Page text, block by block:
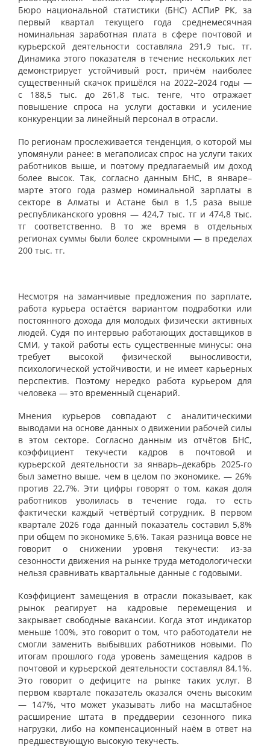
Бюро национальной статистики (БНС) АСПиР РК, за
первый квартал текущего года среднемесячная
номинальная заработная плата в сфере почтовой и
курьерской деятельности составляла 291,9 тыс. тг.
Динамика этого показателя в течение нескольких лет
демонстрирует устойчивый рост, причём наиболее
существенный скачок пришёлся на 2022–2024 годы —
с 188,5 тыс. до 261,8 тыс. тенге, что отражает
повышение спроса на услуги доставки и усиление
конкуренции за линейный персонал в отрасли.
По регионам прослеживается тенденция, о которой мы
упомянули ранее: в мегаполисах спрос на услуги таких
работников выше, и поэтому предлагаемый им доход
более высок. Так, согласно данным БНС, в январе–
марте этого года размер номинальной зарплаты в
секторе в Алматы и Астане был в 1,5 раза выше
республиканского уровня — 424,7 тыс. тг и 474,8 тыс.
тг соответственно. В то же время в отдельных
регионах суммы были более скромными — в пределах
200 тыс. тг.
Несмотря на заманчивые предложения по зарплате,
работа курьера остаётся вариантом подработки или
постоянного дохода для молодых физически активных
людей. Судя по интервью работающих доставщиков в
СМИ, у такой работы есть существенные минусы: она
требует высокой физической выносливости,
психологической устойчивости, и не имеет карьерных
перспектив. Поэтому нередко работа курьером для
человека — это временный сценарий.
Мнения курьеров совпадают с аналитическими
выводами на основе данных о движении рабочей силы
в этом секторе. Согласно данным из отчётов БНС,
коэффициент текучести кадров в почтовой и
курьерской деятельности за январь–декабрь 2025-го
был заметно выше, чем в целом по экономике, — 26%
против 22,7%. Эти цифры говорят о том, какая доля
работников уволилась в течение года, то есть
фактически каждый четвёртый сотрудник. В первом
квартале 2026 года данный показатель составил 5,8%
при общем по экономике 5,6%. Такая разница вовсе не
говорит о снижении уровня текучести: из-за
сезонности движения на рынке труда методологически
нельзя сравнивать квартальные данные с годовыми.
Коэффициент замещения в отрасли показывает, как
рынок реагирует на кадровые перемещения и
закрывает свободные вакансии. Когда этот индикатор
меньше 100%, это говорит о том, что работодатели не
смогли заменить выбывших работников новыми. По
итогам прошлого года уровень замещения кадров в
почтовой и курьерской деятельности составлял 84,1%.
Это говорит о дефиците на рынке таких услуг. В
первом квартале показатель оказался очень высоким
— 147%, что может указывать либо на масштабное
расширение штата в преддверии сезонного пика
нагрузки, либо на компенсационный наём в ответ на
предшествующую высокую текучесть.